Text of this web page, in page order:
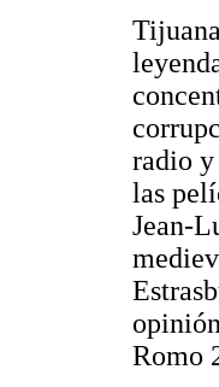
radio y
las
Jean-
Romo